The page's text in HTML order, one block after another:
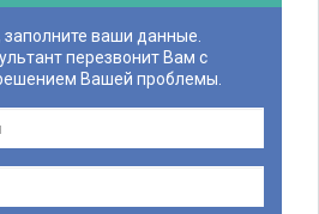
заполните ваши данные.
перезвонит Вам с
Вашей проблемы.